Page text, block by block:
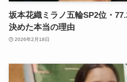
坂本花織ミラノ五輪SP2位・
決めた本当の理由
2026年2月18日